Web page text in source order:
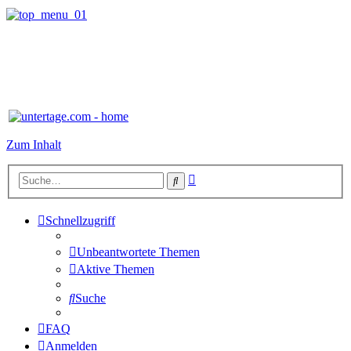
Zum Inhalt
Suche
Schnellzugriff
Unbeantwortete Themen
Aktive Themen
Suche
FAQ
Anmelden